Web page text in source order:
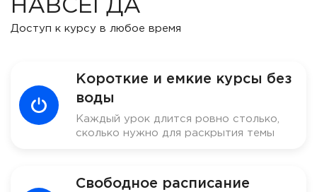
НАВСЕГДА
Доступ к курсу в любое время
Короткие и емкие курсы без
воды
Каждый урок длится ровно столько,
сколько нужно для раскрытия темы
Свободное расписание